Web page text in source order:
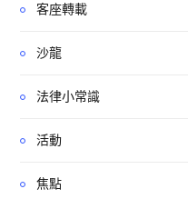
客座轉載
沙龍
法律小常識
活動
焦點